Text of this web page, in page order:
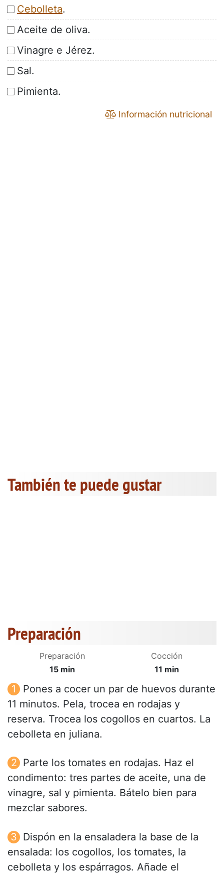
Cebolleta.
Aceite de oliva.
Vinagre e Jérez.
Sal.
Pimienta.
Información nutricional
También te puede gustar
Preparación
Preparación
15 min
Cocción
11 min
Pones a cocer un par de huevos durante
11 minutos. Pela, trocea en rodajas y
reserva. Trocea los cogollos en cuartos. La
cebolleta en juliana.
Parte los tomates en rodajas. Haz el
condimento: tres partes de aceite, una de
vinagre, sal y pimienta. Bátelo bien para
mezclar sabores.
Dispón en la ensaladera la base de la
ensalada: los cogollos, los tomates, la
cebolleta y los espárragos. Añade el